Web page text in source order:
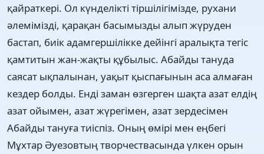
қайраткері. Ол күнделікті тіршілігімізде, рухани
әлемімізді, қарақан басымызды алып жүруден
бастап, биік адамгершілікке дейінгі аралықта тегіс
қамтитын жан-жақты құбылыс. Абайды тануда
саясат ықпалынан, уақыт қыспағынын аса алмаған
кездер болды. Енді заман өзгерген шақта азат елдің
азат ойымен, азат жүрегімен, азат зердесімен
Абайды тануға тиіспіз. Оның өмірі мен еңбегі
Мұхтар Әуезовтың творчествасында үлкен орын